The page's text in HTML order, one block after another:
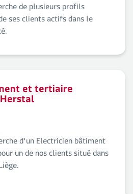
de plusieurs profils
ses clients actifs dans le
et tertiaire
d'un Electricien bâtiment
un de nos clients situé dans